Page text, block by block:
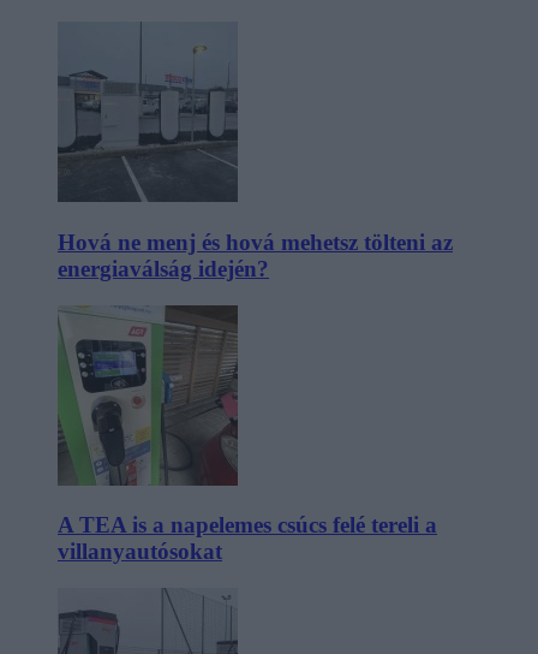
Hová ne menj és hová mehetsz tölteni az
energiaválság idején?
A TEA is a napelemes csúcs felé tereli a
villanyautósokat